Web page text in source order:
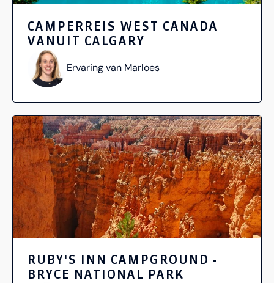
CAMPERREIS WEST CANADA
VANUIT CALGARY
Ervaring van Marloes
RUBY'S INN CAMPGROUND -
BRYCE NATIONAL PARK